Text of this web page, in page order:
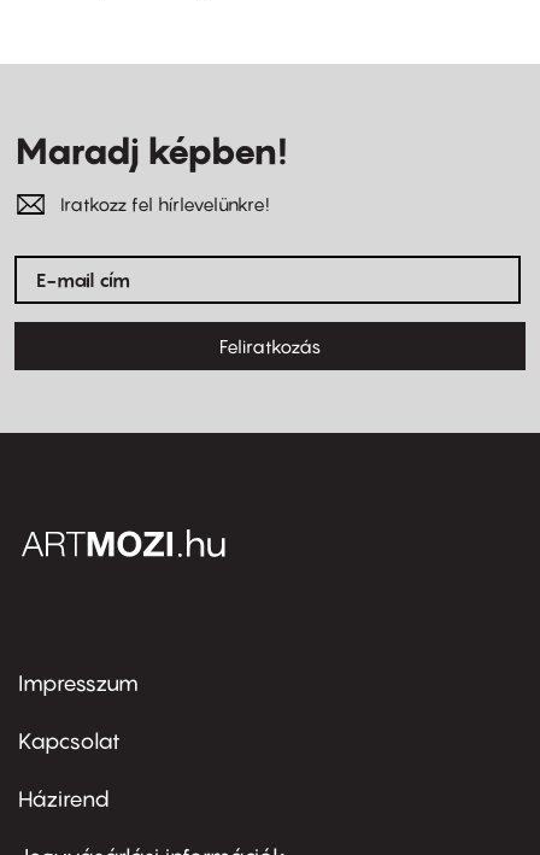
Maradj képben!
Iratkozz fel hírlevelünkre!
Feliratkozás
Footer
first
Impresszum
Kapcsolat
Footer
second
Házirend